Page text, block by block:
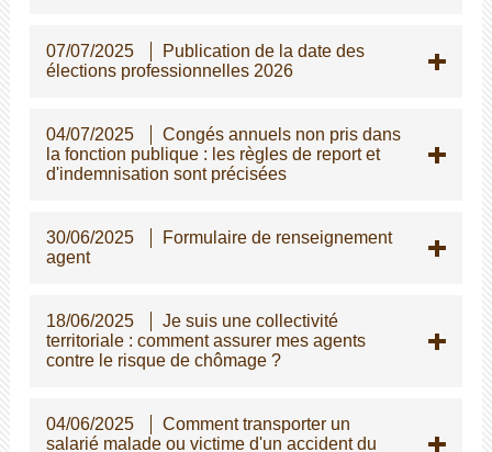
07/07/2025
Publication de la date des
élections professionnelles 2026
04/07/2025
Congés annuels non pris dans
la fonction publique : les règles de report et
d'indemnisation sont précisées
30/06/2025
Formulaire de renseignement
agent
18/06/2025
Je suis une collectivité
territoriale : comment assurer mes agents
contre le risque de chômage ?
04/06/2025
Comment transporter un
salarié malade ou victime d'un accident du